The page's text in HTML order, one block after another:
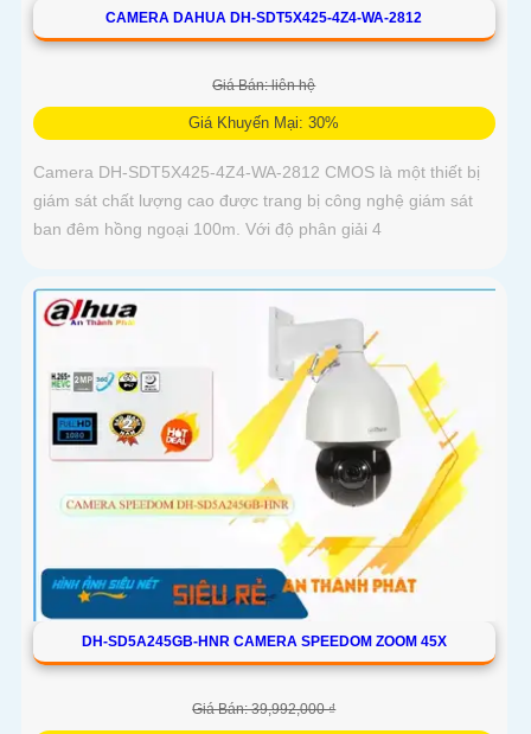
CAMERA DAHUA DH-SDT5X425-4Z4-WA-2812
Giá Bán: liên hệ
Giá Khuyến Mại: 30%
Camera DH-SDT5X425-4Z4-WA-2812 CMOS là một thiết bị
giám sát chất lượng cao được trang bị công nghệ giám sát
ban đêm hồng ngoại 100m. Với độ phân giải 4
DH-SD5A245GB-HNR CAMERA SPEEDOM ZOOM 45X
Giá Bán: 39,992,000 ₫